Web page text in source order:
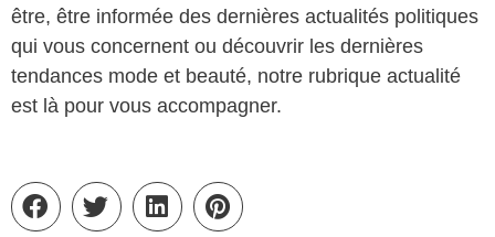
être, être informée des dernières actualités politiques
qui vous concernent ou découvrir les dernières
tendances mode et beauté, notre rubrique actualité
est là pour vous accompagner.